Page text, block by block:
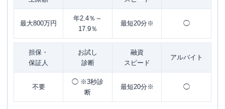
最大800万円
年2.4％～
17.9％
最短20分※ ◯
担保・
保証人
お試し
診断
融資
スピード
アルバイト
不要
◯ ※3秒診
断
最短20分※ ◯